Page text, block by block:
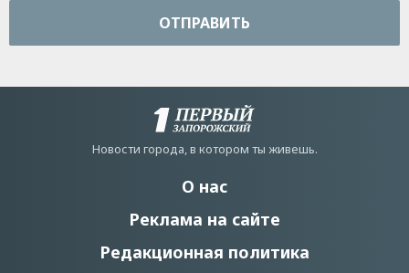
ОТПРАВИТЬ
Новости города, в котором ты живешь.
О нас
Реклама на сайте
Редакционная политика